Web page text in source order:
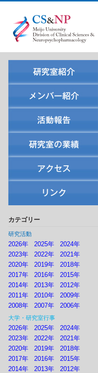
カテゴリー
研究活動
2026年 2025年
2024年
2023年
2022年
2021年
2020年
2019年
2018年
2017年
2016年
2015年
2014年
2013年
2012年
2011年
2010年
2009年
2008年
2007年 2006年
大学・研究室行事
2026年 2025年
2024年
2023年
2022年
2021年
2020年
2019年
2018年
2017年
2016年
2015年
2014年
2013年
2012年